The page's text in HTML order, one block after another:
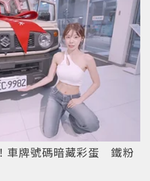
車牌號碼暗藏彩蛋 鐵粉